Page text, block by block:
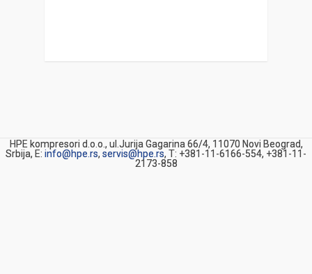
HPE kompresori d.o.o., ul.Jurija Gagarina 66/4, 11070 Novi Beograd,
Srbija, E: info@hpe.rs, servis@hpe.rs, T: +381-11-6166-554, +381-11-
2173-858